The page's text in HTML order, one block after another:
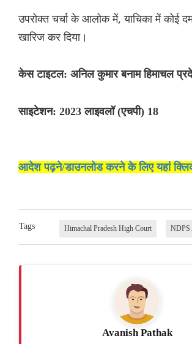
उपरोक्त चर्चा के आलोक में, याचिका में कोई
खारिज कर दिया।
केस टाइटल: अनिल कुमार बनाम हिमाचल
साइटेशन: 2023 लाइवलॉ (एचपी) 18
आदेश पढ़ने/डाउनलोड करने के लिए यहां
Tags Himachal Pradesh High Court NDPS
Avanish Pathak